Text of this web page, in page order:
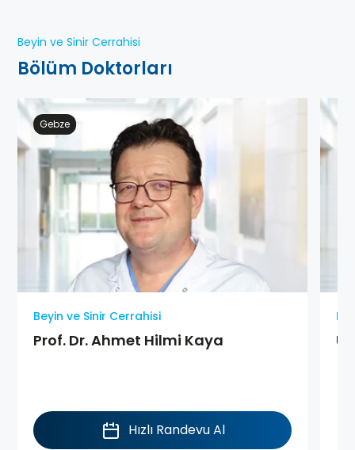
Beyin ve Sinir Cerrahisi
Bölüm Doktorları
Gebze
Beyin ve Sinir Cerrahisi
Prof. Dr. Ahmet Hilmi Kaya
Hızlı Randevu Al